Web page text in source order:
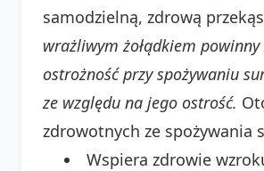
samodzielną, zdrową
wrażliwym żołądkiem powinny
ostrożność przy spożywaniu
ze względu na jego ostrość.
zdrowotnych ze spożywania
Wspiera zdrowie